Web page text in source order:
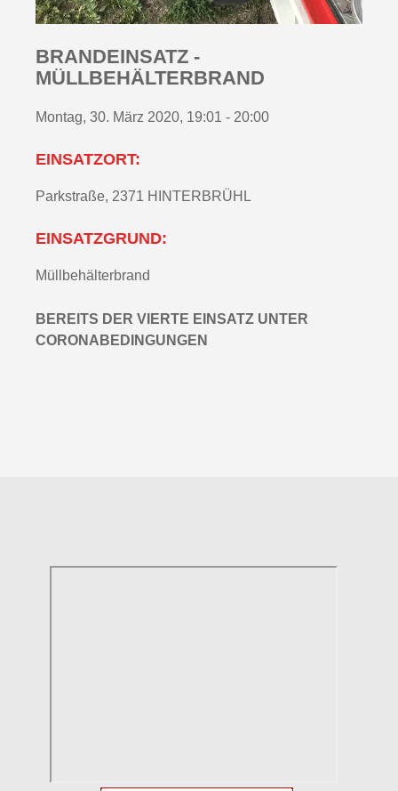
BRANDEINSATZ -
MÜLLBEHÄLTERBRAND
Montag, 30. März 2020, 19:01 - 20:00
EINSATZORT:
Parkstraße, 2371 HINTERBRÜHL
EINSATZGRUND:
Müllbehälterbrand
BEREITS DER VIERTE EINSATZ UNTER
CORONABEDINGUNGEN